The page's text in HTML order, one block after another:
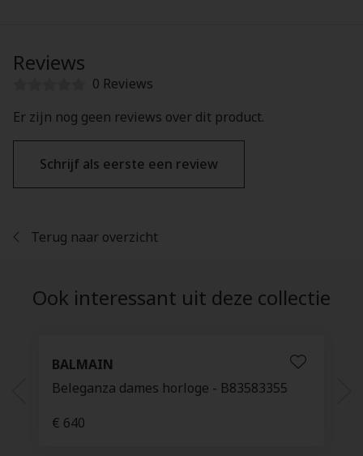
Reviews
0 Reviews
Er zijn nog geen reviews over dit product.
Schrijf als eerste een review
Terug naar overzicht
Ook interessant uit deze collectie
BALMAIN
Beleganza dames horloge - B83583355
€ 640